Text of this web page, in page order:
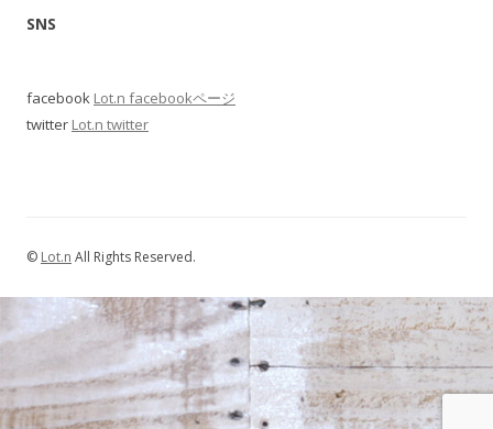
SNS
facebook Lot.n facebookページ
twitter Lot.n twitter
© Lot.n All Rights Reserved.